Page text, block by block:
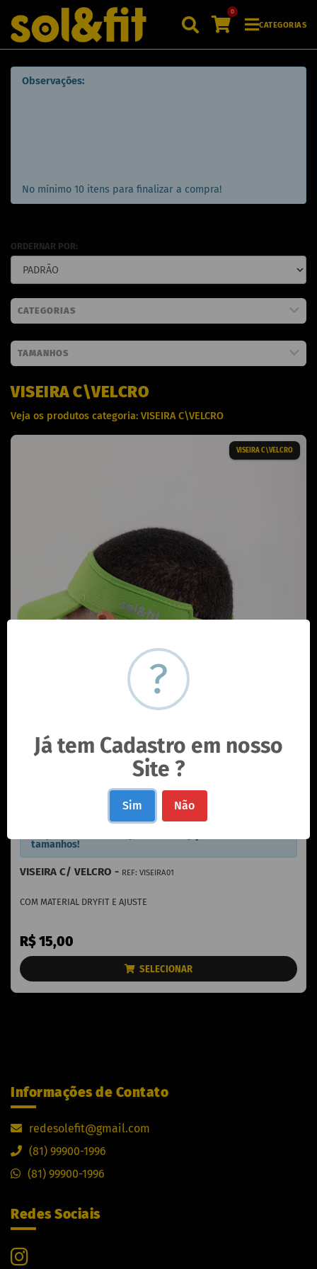
0
CATEGORIAS
Observações:
No mínimo 10 itens para finalizar a compra!
ORDERNAR POR:
CATEGORIAS
TAMANHOS
VISEIRA C\VELCRO
Veja os produtos categoria: VISEIRA C\VELCRO
VISEIRA C\VELCRO
tamanhos!
VISEIRA C/ VELCRO - REF: VISEIRA01
COM MATERIAL DRYFIT E AJUSTE
R$15,00
SELECIONAR
Informações de Contato
redesolefit@gmail.com
(81) 99900-1996
(81) 99900-1996
Redes Sociais
?
Já tem Cadastro em nosso
Site ?
Sim Não